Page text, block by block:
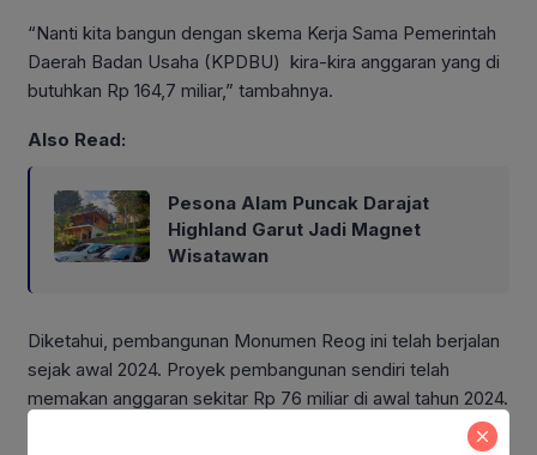
“Nanti kita bangun dengan skema Kerja Sama Pemerintah
Daerah Badan Usaha (KPDBU) kira-kira anggaran yang di
butuhkan Rp 164,7 miliar,” tambahnya.
Also Read:
Pesona Alam Puncak Darajat
Highland Garut Jadi Magnet
Wisatawan
Diketahui, pembangunan Monumen Reog ini telah berjalan
sejak awal 2024. Proyek pembangunan sendiri telah
memakan anggaran sekitar Rp 76 miliar di awal tahun 2024.